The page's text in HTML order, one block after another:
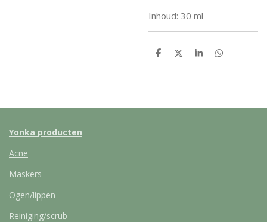
Inhoud: 30 ml
D
D
S
D
Yonka producten
Acne
Maskers
Ogen/lippen
Reiniging/scrub